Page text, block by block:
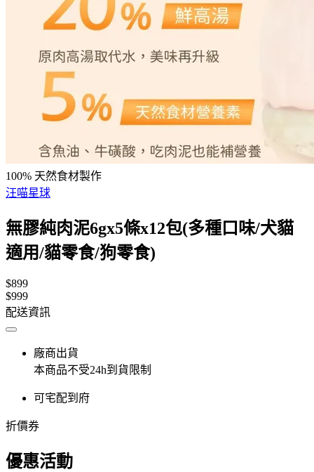
100% 天然食材製作
汪喵星球
無膠純肉泥6gx5條x12包(多種口味/犬貓
適用/貓零食/狗零食)
$899
$999
配送資訊
廠商出貨
本商品不受24h到貨限制
可宅配到府
折價券
優惠活動